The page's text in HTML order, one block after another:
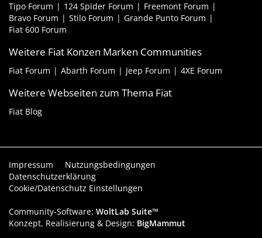
Tipo Forum 124 Spider Forum
Freemont Forum
Bravo Forum
Stilo Forum
Grande Punto Forum
Fiat 600 Forum
Weitere Fiat Konzen Marken Communities
Fiat Forum Abarth Forum Jeep Forum 4XE Forum
Weitere Webseiten zum Thema Fiat
Fiat Blog
Impressum
Nutzungsbedingungen
Datenschutzerklärung
Cookie/Datenschutz Einstellungen
Community-Software: WoltLab Suite™
Konzept, Realisierung & Design: BigMammut